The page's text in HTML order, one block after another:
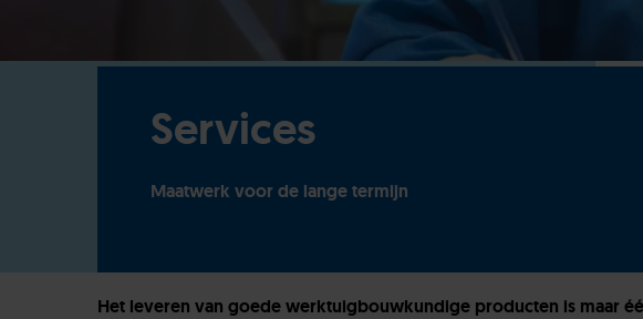
Services
Maatwerk voor de lange termijn
Het leveren van goede werktuigbouwkundige producten is maar